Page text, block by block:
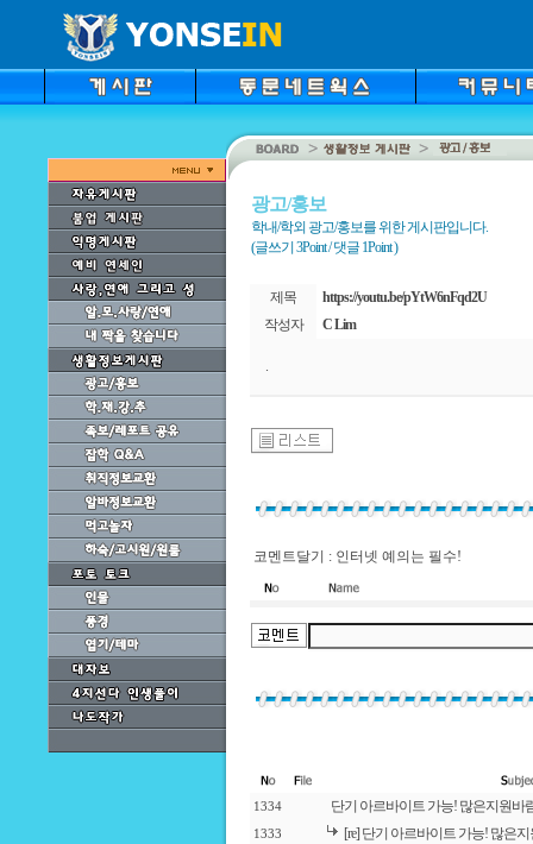
광고/홍보
학내/학외 광고/홍보를 위한 게시판입니다.
(글쓰기 3Point / 댓글 1Point )
제목
https://youtu.be/pYtW6nFqd2U
작성자
C Lim
.
코멘트달기 : 인터넷 예의는 필수!
1334 단기 아르바이트 가능! 많은지원바
1333 [re] 단기 아르바이트 가능! 많은